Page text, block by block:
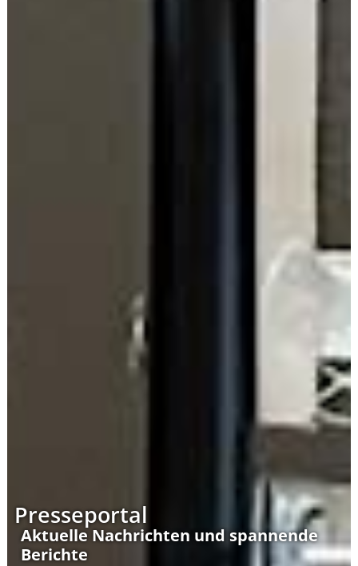
Presseportal
Aktuelle Nachrichten und spannende
Berichte